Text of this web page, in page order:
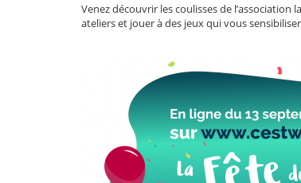
Venez découvrir les coulisses de
ateliers et jouer à des jeux qui vous